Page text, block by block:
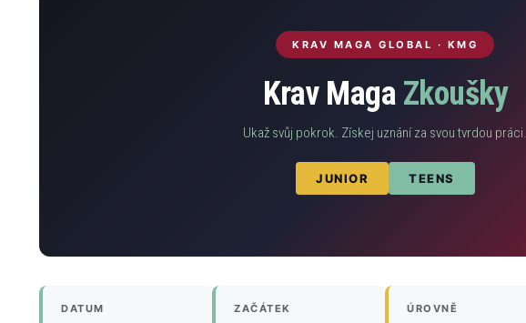
KRAV MAGA GLOBAL · KMG
Krav Maga Zkoušky
Ukaž svůj pokrok. Získej uznání za svou tvrdou práci.
JUNIOR TEENS
DATUM ZAČÁTEK ÚROVNĚ